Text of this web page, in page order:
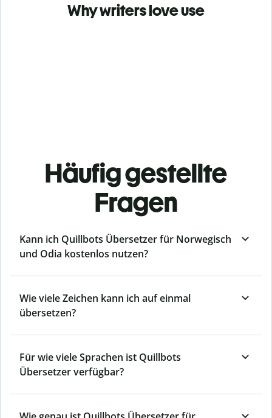
Why writers love use
Häufig gestellte
Fragen
Kann ich Quillbots Übersetzer für Norwegisch
und Odia kostenlos nutzen?
Wie viele Zeichen kann ich auf einmal
übersetzen?
Für wie viele Sprachen ist Quillbots
Übersetzer verfügbar?